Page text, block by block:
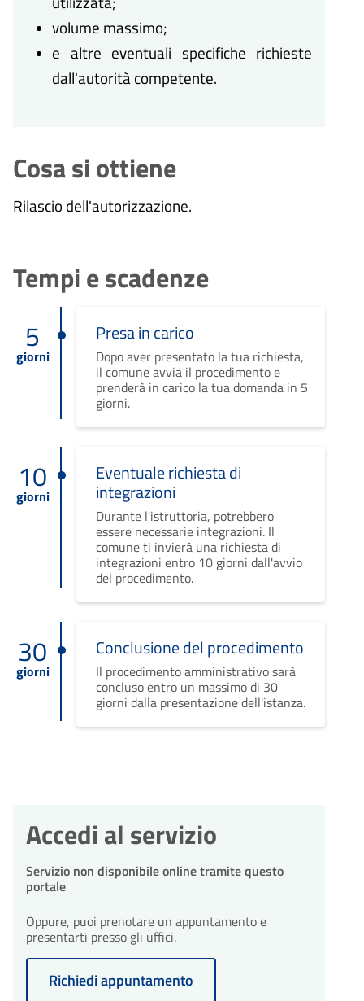
volume massimo;
e altre eventuali specifiche richieste
dall'autorità competente.
Cosa si ottiene
Rilascio dell'autorizzazione.
Tempi e scadenze
5
giorni
Presa in carico
Dopo aver presentato la tua richiesta,
il comune avvia il procedimento e
prenderà in carico la tua domanda in 5
giorni.
10
giorni
Eventuale richiesta di
integrazioni
Durante l'istruttoria, potrebbero
essere necessarie integrazioni. Il
comune ti invierà una richiesta di
integrazioni entro 10 giorni dall'avvio
del procedimento.
30
giorni
Conclusione del procedimento
Il procedimento amministrativo sarà
concluso entro un massimo di 30
giorni dalla presentazione dell'istanza.
Accedi al servizio
Servizio non disponibile online tramite questo
portale
Oppure, puoi prenotare un appuntamento e
presentarti presso gli uffici.
Richiedi appuntamento